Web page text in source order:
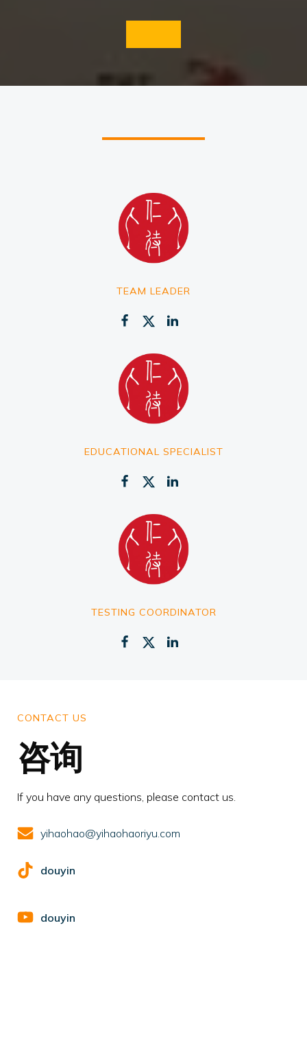
TEAM LEADER
EDUCATIONAL SPECIALIST
TESTING COORDINATOR
CONTACT US
咨询
If you have any questions, please contact us.
yihaohao@yihaohaoriyu.com
douyin
douyin